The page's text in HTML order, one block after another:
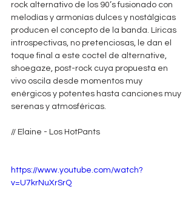
rock alternativo de los 90’s fusionado con
melodías y armonías dulces y nostálgicas
producen el concepto de la banda. Líricas
introspectivas, no pretenciosas, le dan el
toque final a este coctel de alternative,
shoegaze, post-rock cuya propuesta en
vivo oscila desde momentos muy
enérgicos y potentes hasta canciones muy
serenas y atmosféricas.
// Elaine - Los HotPants
https://www.youtube.com/watch?
v=U7krNuXrSrQ